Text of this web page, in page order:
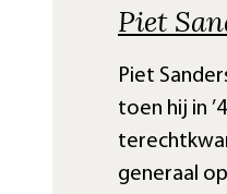
Piet
Piet
toen hij in
generaal